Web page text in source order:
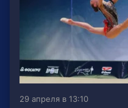
29 апреля в 13:10